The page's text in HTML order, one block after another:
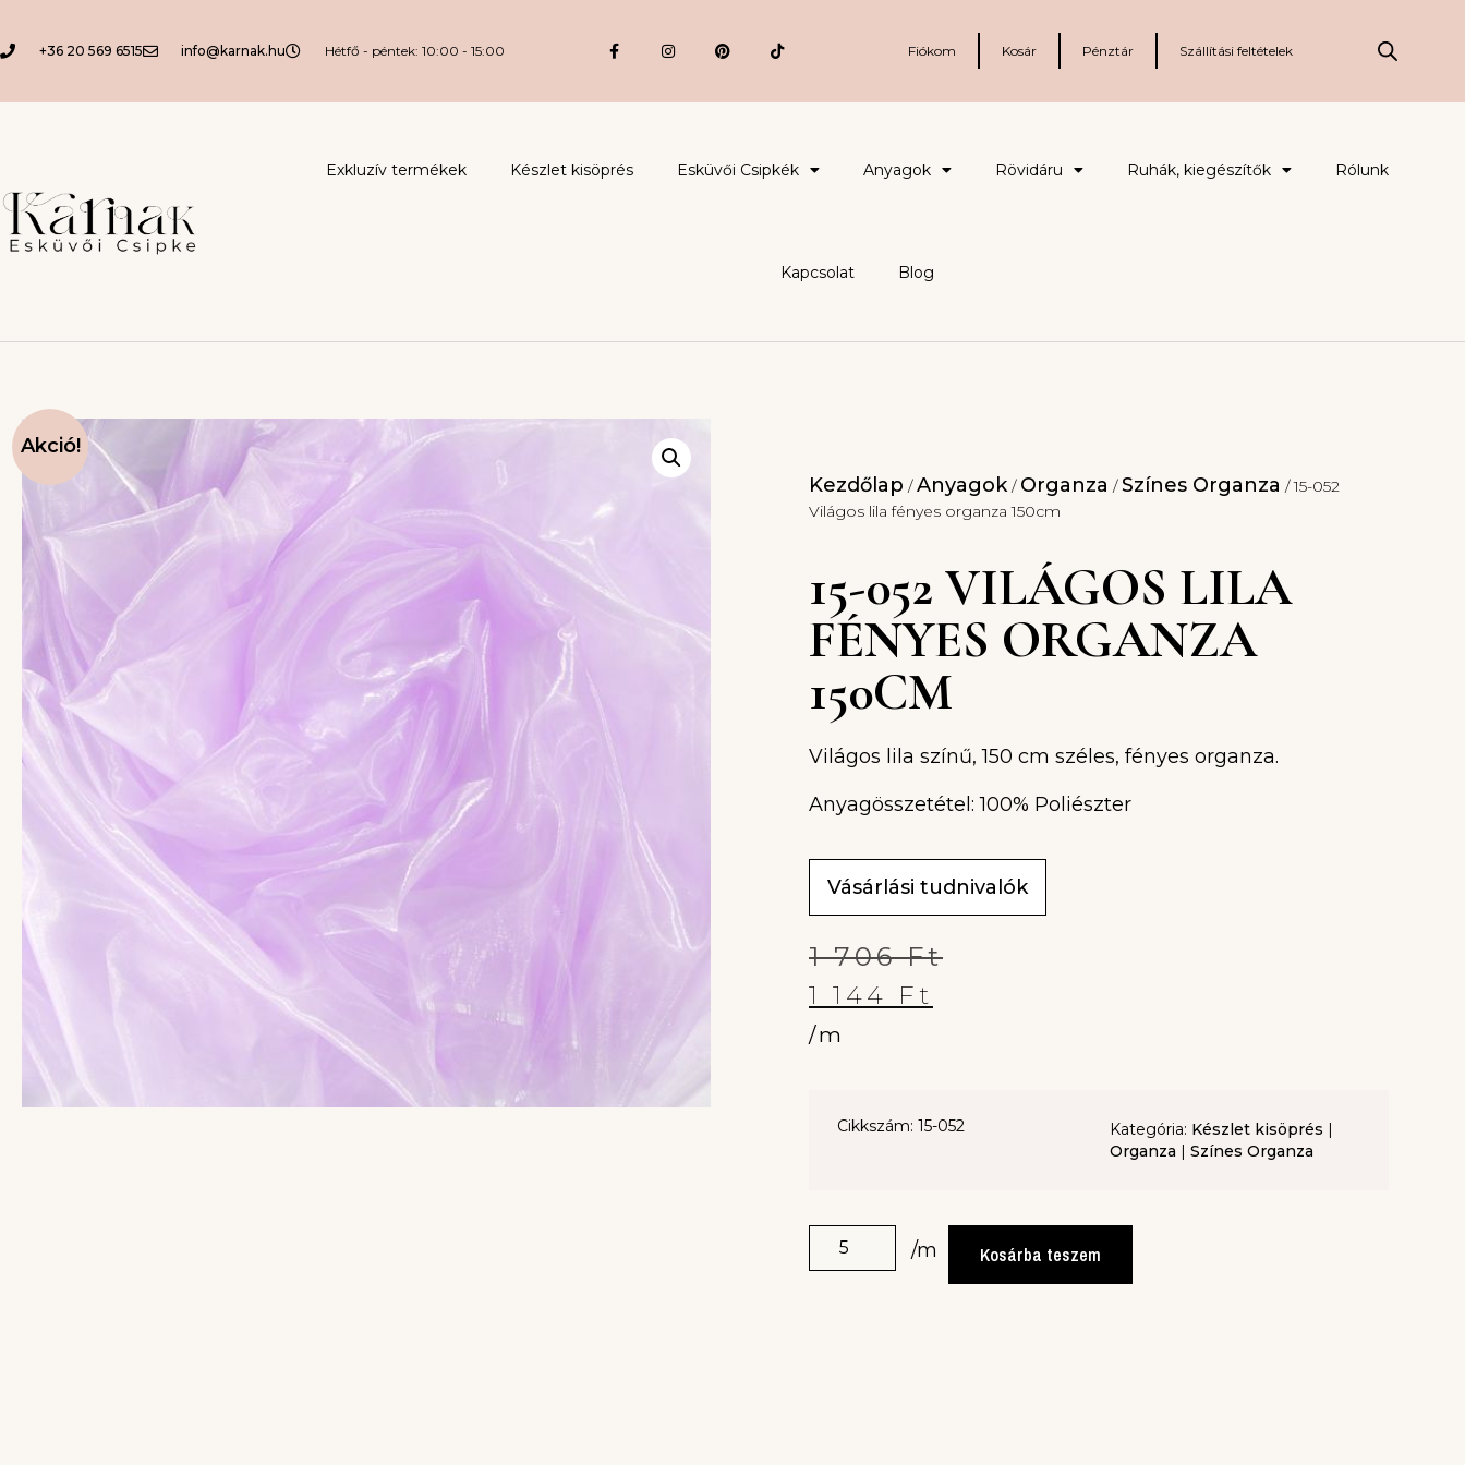
+36 20 569 6515 info@karnak.hu Hétfő - péntek: 10:00 - 15:00 Fiókom Kosár Pénztár Szállítási feltételek
Exkluzív termékek Készlet kisöprés Esküvői Csipkék Anyagok Rövidáru Ruhák, kiegészítők Rólunk
Kapcsolat Blog
Akció!
Kezdőlap /Anyagok/ Organza /Színes Organza / 15-052
Világos lila fényes organza 150cm
15-052 VILÁGOS LILA
FÉNYES ORGANZA
150CM
Világos lila színű, 150 cm széles, fényes organza.
Anyagösszetétel: 100% Poliészter
Vásárlási tudnivalók
1 706Ft
1 144 Ft
/m
Cikkszám: 15-052 Kategória: Készlet kisöprés |
Organza | Színes Organza
/m Kosárba teszem